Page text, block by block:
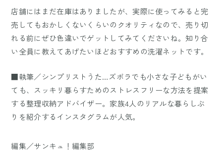
店舗にはまだ在庫はありましたが、実際に使ってみると完
売してもおかしくないくらいのクオリティなので、売り切
れる前にぜひ色違いでゲットしてみてくださいね。知り合
い全員に教えてあげたいほどおすすめの洗濯ネットです。
■執筆／シンプリストうた…ズボラでも小さな子どもがい
ても、スッキリ暮らすためのストレスフリーな方法を提案
する整理収納アドバイザー。家族4人のリアルな暮らしぶ
りを紹介するインスタグラムが人気。
編集／サンキュ！編集部